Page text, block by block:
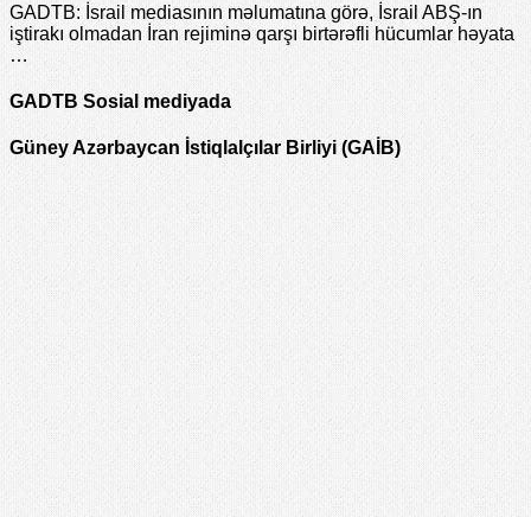
GADTB: İsrail mediasının məlumatına görə, İsrail ABŞ-ın
iştirakı olmadan İran rejiminə qarşı birtərəfli hücumlar həyata
…
GADTB Sosial mediyada
Güney Azərbaycan İstiqlalçılar Birliyi (GAİB)